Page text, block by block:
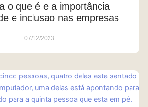
o que é e a importância
e inclusão nas empresas
07/12/2023